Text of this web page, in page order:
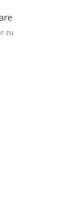
zu